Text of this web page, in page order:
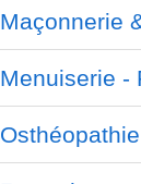
Maçonnerie
Menuiserie -